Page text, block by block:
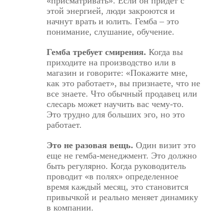
этой энергией, люди закроются и
начнут врать и юлить. Гемба – это
понимание, слушание, обучение.
Гемба требует смирения. Когда вы
приходите на производство или в
магазин и говорите: «Покажите мне,
как это работает», вы признаете, что не
все знаете. Что обычный продавец или
слесарь может научить вас чему-то.
Это трудно для больших эго, но это
работает.
Это не разовая вещь. Один визит это
еще не гемба-менеджмент. Это должно
быть регулярно. Когда руководитель
проводит «в полях» определенное
время каждый месяц, это становится
привычкой и реально меняет динамику
в компании.